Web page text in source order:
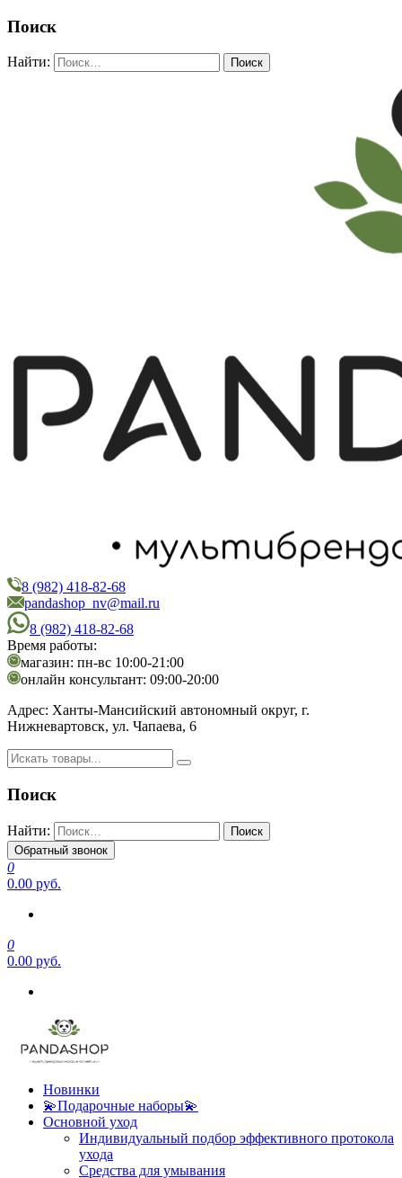
Поиск
Найти:
PandaShop
Интернет-магазин косметики
8 (982) 418-82-68
pandashop_nv@mail.ru
8 (982) 418-82-68
Время работы:
магазин: пн-вс 10:00-21:00
онлайн консультант: 09:00-20:00
Адрес: Ханты-Мансийский автономный округ, г.
Нижневартовск, ул. Чапаева, 6
Поиск
Найти:
Обратный звонок
0
0.00 руб.
0
0.00 руб.
Новинки
💫Подарочные наборы💫
Основной уход
Индивидуальный подбор эффективного протокола
ухода
Средства для умывания